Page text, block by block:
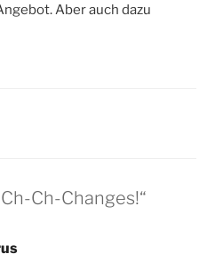
Aber auch dazu
Ch-Changes!“